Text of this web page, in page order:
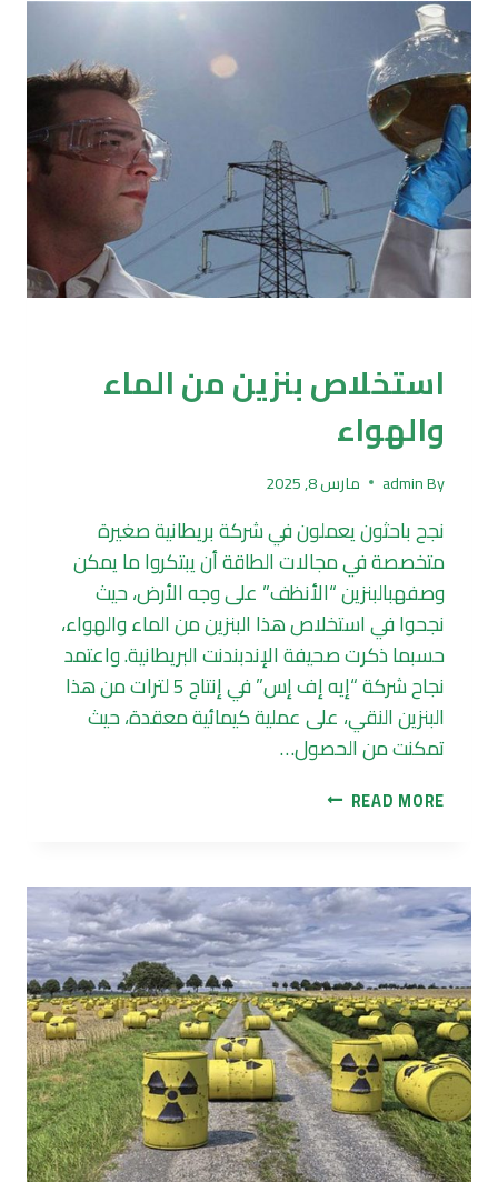
استخلاص بنزين من الماء
والهواء
By
admin مارس 8, 2025
نجح باحثون يعملون في شركة بريطانية صغيرة
متخصصة في مجالات الطاقة أن يبتكروا ما يمكن
وصفهبالبنزين “الأنظف” على وجه الأرض، حيث
نجحوا في استخلاص هذا البنزين من الماء والهواء،
حسبما ذكرت صحيفة الإندبندنت البريطانية. واعتمد
نجاح شركة “إيه إف إس” في إنتاج 5 لترات من هذا
البنزين النقي، على عملية كيمائية معقدة، حيث
تمكنت من الحصول…
READ MORE استخلاص
والهواء